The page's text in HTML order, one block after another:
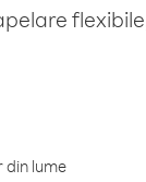
lume